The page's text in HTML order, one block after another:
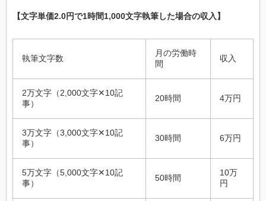
【文字単価2.0円で1時間1,000文字執筆した場合の収入】
執筆文字数
月の労働時
間
収入
2万文字（2,000文字✕10記
事）
20時間 4万円
3万文字（3,000文字✕10記
事）
30時間 6万円
5万文字（5,000文字✕10記
事）
50時間
10万
円